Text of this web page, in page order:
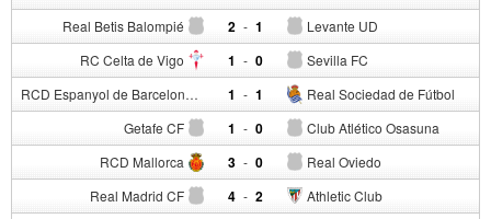
Real Betis Balompié 2 - Levante UD
1
RC Celta de Vigo 1 - Sevilla FC
0
RCD Espanyol de Barcelona 1 - Real Sociedad de Fútbol
1
Getafe CF 1 - Club Atlético Osasuna
0
RCD Mallorca 3 - Real Oviedo
0
Real Madrid CF 4 - Athletic Club
2